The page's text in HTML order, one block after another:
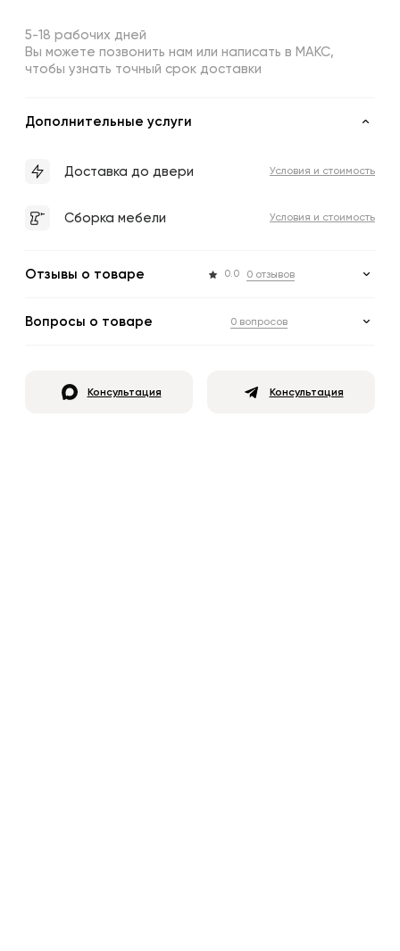
5-18 рабочих дней
Вы можете позвонить нам или написать в МАКС,
чтобы узнать точный срок доставки
Дополнительные услуги
Доставка до двери Условия и стоимость
Сборка мебели Условия и стоимость
Отзывы о товаре 0.0 0 отзывов
Вопросы о товаре 0 вопросов
Консультация Консультация